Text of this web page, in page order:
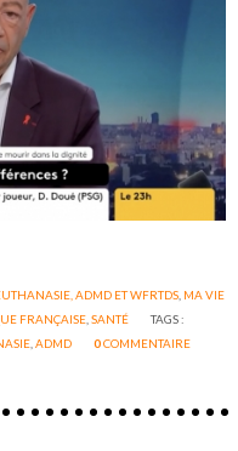
ADMD ET WFRTDS, MA VIE
FRANÇAISE ,SANTÉ
TAGS :
,ADMD 0COMMENTAIRE